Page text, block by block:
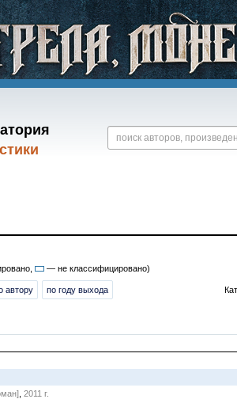
— не классифицировано)
автору по году выхода
2011 г.